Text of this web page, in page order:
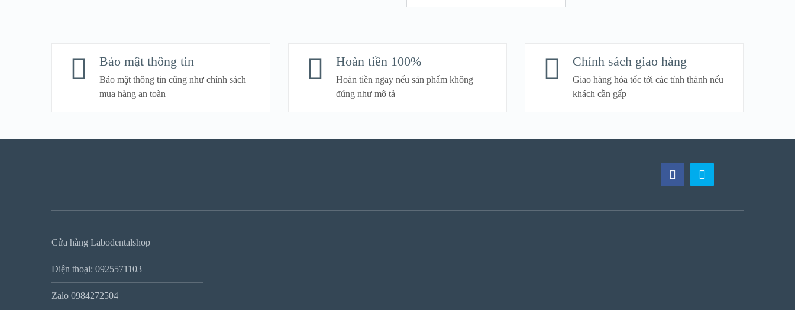
Bảo mật thông tin
Bảo mật thông tin cũng như chính sách
mua hàng an toàn
Hoàn tiền 100%
Hoàn tiền ngay nếu sản phẩm không
đúng như mô tả
Chính sách giao hàng
Giao hàng hỏa tốc tới các tỉnh thành nếu
khách cần gấp
Cửa hàng Labodentalshop
Điện thoại: 0925571103
Zalo 0984272504